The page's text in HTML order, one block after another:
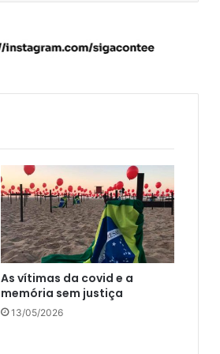
As vítimas da covid e a
memória sem justiça
13/05/2026